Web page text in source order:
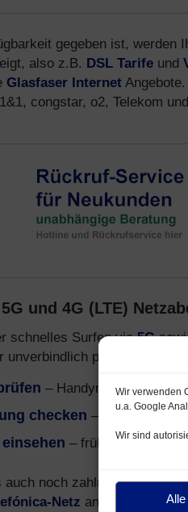
Wir verwenden
u.a. Google
Wir sind
gegeben ist, werden
also z.B. DSL Tarife und
Glasfaser Internet
congstar, o2, Telekom
und 4G (LTE)
schnelles Surfen via5G
prüfen:
– Handynetz mit 5G
checken – Mobilfunk-
– früher o2- und E-
auch noch zahlreiche
Netz anbieten.